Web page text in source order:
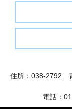
住所：038-2792
電話：